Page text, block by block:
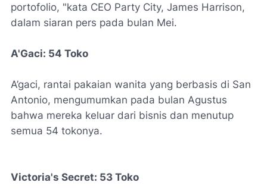
portofolio, "kata CEO Party City, James Harrison,
dalam siaran pers pada bulan Mei.
A'Gaci: 54 Toko
A’gaci, rantai pakaian wanita yang berbasis di San
Antonio, mengumumkan pada bulan Agustus
bahwa mereka keluar dari bisnis dan menutup
semua 54 tokonya.
Victoria's Secret: 53 Toko